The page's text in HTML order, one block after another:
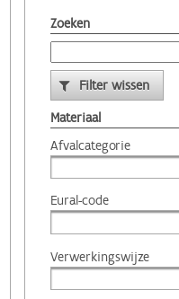
Zoeken
Filter wissen
Materiaal
Afvalcategorie
Eural-code
Verwerkingswijze